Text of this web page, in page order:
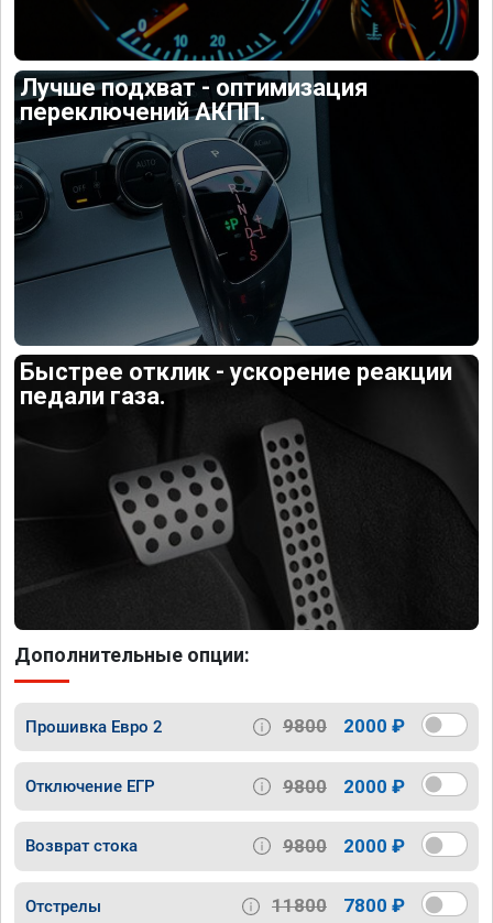
Лучше подхват - оптимизация
переключений АКПП.
Быстрее отклик - ускорение реакции
педали газа.
Дополнительные опции:
Прошивка Евро 2 9800 2000 ₽
Отключение ЕГР 9800 2000 ₽
Возврат стока 9800 2000 ₽
Отстрелы 11800 7800 ₽